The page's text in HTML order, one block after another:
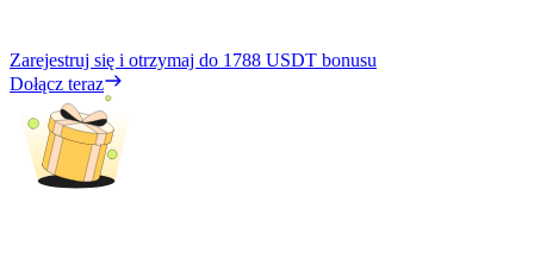
Zarejestruj się i otrzymaj do 1788 USDT bonusu
Dołącz teraz